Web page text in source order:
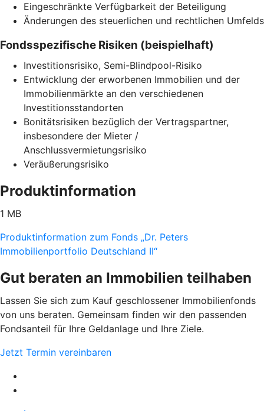
Eingeschränkte Verfügbarkeit der Beteiligung
Änderungen des steuerlichen und rechtlichen Umfelds
Fondsspezifische Risiken (beispielhaft)
Investitionsrisiko, Semi-Blindpool-Risiko
Entwicklung der erworbenen Immobilien und der
Immobilienmärkte an den verschiedenen
Investitionsstandorten
Bonitätsrisiken bezüglich der Vertragspartner,
insbesondere der Mieter /
Anschlussvermietungsrisiko
Veräußerungsrisiko
Produktinformation
1 MB
Produktinformation zum Fonds „Dr. Peters
Immobilienportfolio Deutschland II“
Gut beraten an Immobilien teilhaben
Lassen Sie sich zum Kauf geschlossener Immobilienfonds
von uns beraten. Gemeinsam finden wir den passenden
Fondsanteil für Ihre Geldanlage und Ihre Ziele.
Jetzt Termin vereinbaren